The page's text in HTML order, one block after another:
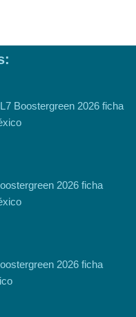
Boostergreen 2026 ficha
2026 ficha
2026 ficha